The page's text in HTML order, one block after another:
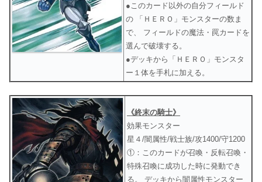
●このカード以外の自分フィールド
の 「ＨＥＲＯ」モンスターの数ま
で、 フィールドの魔法・罠カードを
選んで破壊する。
●デッキから「ＨＥＲＯ」モンスタ
ー１体を手札に加える。
《終末の騎士》
効果モンスター
星４/闇属性/戦士族/攻1400/守1200
①：このカードが召喚・反転召喚・
特殊召喚に成功した時に発動でき
る。 デッキから闇属性モンスター